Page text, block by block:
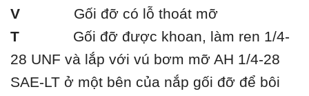
V Gối đỡ có lỗ thoát mỡ
T Gối đỡ được khoan, làm ren 1/4-
28 UNF và lắp với vú bơm mỡ AH 1/4-28
SAE-LT ở một bên của nắp gối đỡ để bôi